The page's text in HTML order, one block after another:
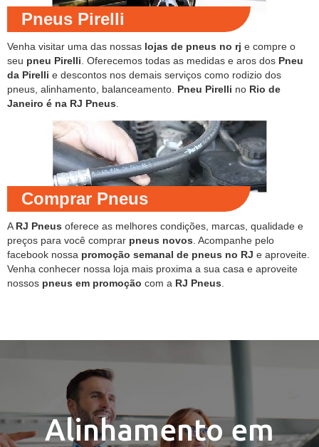
Pneus Pirelli
Venha visitar uma das nossas lojas de pneus no rj e compre o
seu pneu Pirelli . Oferecemos todas as medidas e aros dos Pneu
da Pirelli e descontos nos demais serviços como rodizio dos
pneus, alinhamento, balanceamento. Pneu Pirelli no Rio de
Janeiro é na RJ Pneus
Comprar Pneus
A RJ Pneus oferece as melhores condições, marcas, qualidade e
preços para você comprar pneus novos . Acompanhe pelo
facebook nossa promoção semanal de pneus no RJ e aproveite.
Venha conhecer nossa loja mais proxima a sua casa e aproveite
nossos pneus em promoção com a RJ Pneus
Alinhamento em